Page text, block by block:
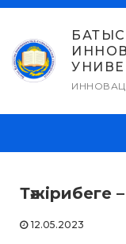
Skip
content
БАТЫС
Тәжірибеге
12.05.2023